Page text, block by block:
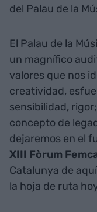
del Palau de la
El Palau de la
un magnífico
valores que nos
creatividad,
sensibilidad,
concepto de
dejaremos en el
XIII Fòrum
Catalunya de
la hoja de ruta